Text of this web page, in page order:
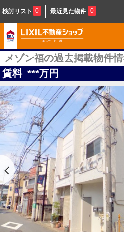
検討リスト 0 最近見た物件 0
メゾン福の過去掲載物件
賃料 ***万円